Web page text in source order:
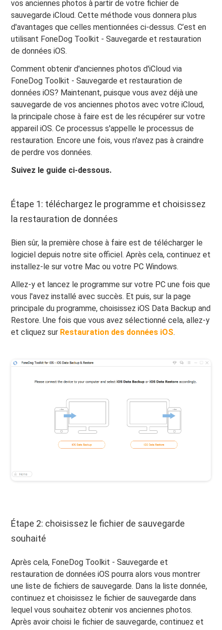
vos anciennes photos à partir de votre fichier de
sauvegarde iCloud. Cette méthode vous donnera plus
d'avantages que celles mentionnées ci-dessus. C’est en
utilisant FoneDog Toolkit - Sauvegarde et restauration
de données iOS.
Comment obtenir d'anciennes photos d'iCloud via
FoneDog Toolkit - Sauvegarde et restauration de
données iOS? Maintenant, puisque vous avez déjà une
sauvegarde de vos anciennes photos avec votre iCloud,
la principale chose à faire est de les récupérer sur votre
appareil iOS. Ce processus s'appelle le processus de
restauration. Encore une fois, vous n'avez pas à craindre
de perdre vos données.
Suivez le guide ci-dessous.
Étape 1: téléchargez le programme et choisissez
la restauration de données
Bien sûr, la première chose à faire est de télécharger le
logiciel depuis notre site officiel. Après cela, continuez et
installez-le sur votre Mac ou votre PC Windows.
Allez-y et lancez le programme sur votre PC une fois que
vous l'avez installé avec succès. Et puis, sur la page
principale du programme, choisissez iOS Data Backup and
Restore. Une fois que vous avez sélectionné cela, allez-y
et cliquez sur Restauration des données iOS.
Étape 2: choisissez le fichier de sauvegarde
souhaité
Après cela, FoneDog Toolkit - Sauvegarde et
restauration de données iOS pourra alors vous montrer
une liste de fichiers de sauvegarde. Dans la liste donnée,
continuez et choisissez le fichier de sauvegarde dans
lequel vous souhaitez obtenir vos anciennes photos.
Après avoir choisi le fichier de sauvegarde, continuez et